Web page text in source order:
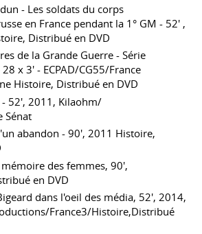
- Les soldats du corps
en France pendant la 1° GM - 52' ,
Distribué en DVD
de la Grande Guerre - Série
x 3' - ECPAD/CG55/France
Histoire, Distribué en DVD
- 52', 2011, Kilaohm/
Sénat
abandon - 90', 2011 Histoire,
des femmes, 90',
en DVD
dans l'oeil des média, 52', 2014,
France3/Histoire,Distribué